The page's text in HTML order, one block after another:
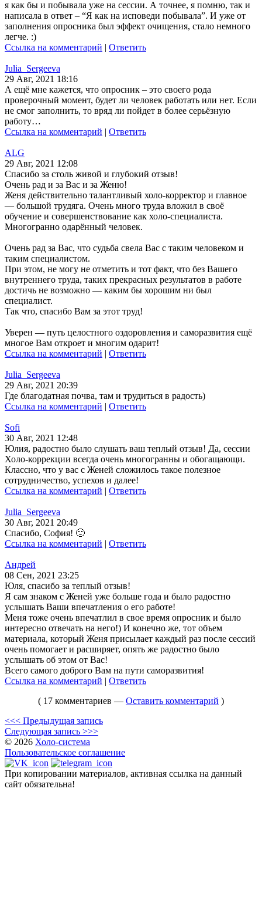
я как бы и побывала уже на сессии. А точнее, я помню, так и
написала в ответ – “Я как на исповеди побывала”. И уже от
заполнения опросника был эффект очищения, стало немного
легче. :)
Ссылка на комментарий | Ответить
Julia_Sergeeva
29 Авг, 2021 18:16
А ещё мне кажется, что опросник – это своего рода
проверочный момент, будет ли человек работать или нет. Если
не смог заполнить, то вряд ли пойдет в более серьёзную
работу…
Ссылка на комментарий | Ответить
ALG
29 Авг, 2021 12:08
Спасибо за столь живой и глубокий отзыв!
Очень рад и за Вас и за Женю!
Женя действительно талантливый холо-корректор и главное
— большой трудяга. Очень много труда вложил в своё
обучение и совершенствование как холо-специалиста.
Многогранно одарённый человек.
Очень рад за Вас, что судьба свела Вас с таким человеком и
таким специалистом.
При этом, не могу не отметить и тот факт, что без Вашего
внутреннего труда, таких прекрасных результатов в работе
достичь не возможно — каким бы хорошим ни был
специалист.
Так что, спасибо Вам за этот труд!
Уверен — путь целостного оздоровления и саморазвития ещё
многое Вам откроет и многим одарит!
Ссылка на комментарий | Ответить
Julia_Sergeeva
29 Авг, 2021 20:39
Где благодатная почва, там и трудиться в радость)
Ссылка на комментарий | Ответить
Sofi
30 Авг, 2021 12:48
Юлия, радостно было слушать ваш теплый отзыв! Да, сессии
Холо-коррекции всегда очень многогранны и обогащающи.
Классно, что у вас с Женей сложилось такое полезное
сотрудничество, успехов и далее!
Ссылка на комментарий | Ответить
Julia_Sergeeva
30 Авг, 2021 20:49
Спасибо, София! 🙂
Ссылка на комментарий | Ответить
Андрей
08 Сен, 2021 23:25
Юля, спасибо за теплый отзыв!
Я сам знаком с Женей уже больше года и было радостно
услышать Ваши впечатления о его работе!
Меня тоже очень впечатлил в свое время опросник и было
интересно отвечать на него!) И конечно же, тот объем
материала, который Женя присылает каждый раз после сессий
очень помогает и расширяет, опять же радостно было
услышать об этом от Вас!
Всего самого доброго Вам на пути саморазвития!
Ссылка на комментарий | Ответить
( 17 комментариев — Оставить комментарий )
<<< Предыдущая запись
Следующая запись >>>
© 2026 Холо-система
Пользовательское соглашение
При копировании материалов, активная ссылка на данный
сайт обязательна!